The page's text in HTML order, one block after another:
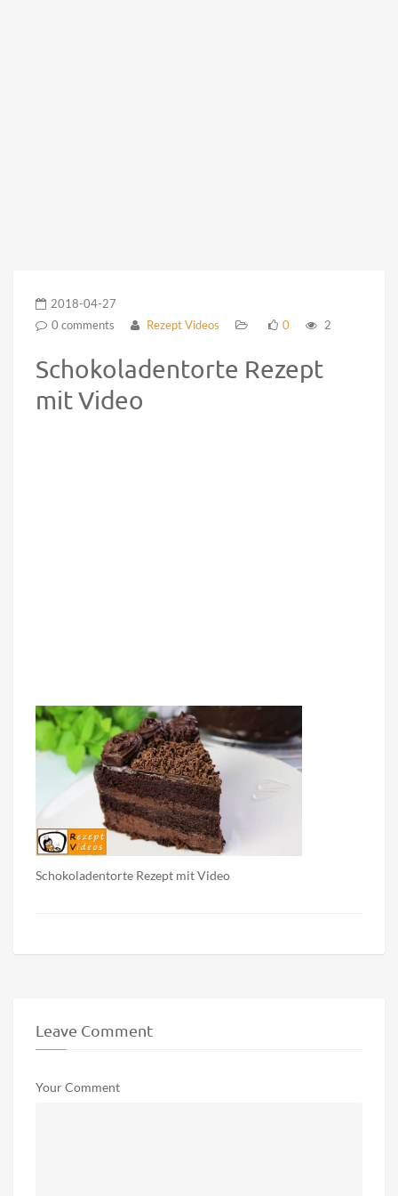
2018-04-27
0 comments
Rezept Videos 0 2
Schokoladentorte Rezept
mit Video
Schokoladentorte Rezept mit Video
Leave Comment
Your Comment